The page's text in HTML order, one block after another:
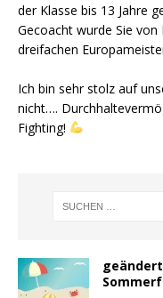
der Klasse bis 13 Jahre
Gecoacht wurde Sie
dreifachen
Ich bin sehr stolz auf
nicht….
Fighting!